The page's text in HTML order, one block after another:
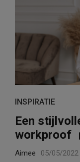
INSPIRATIE
Een
workproof
Aimee 05/05/2022